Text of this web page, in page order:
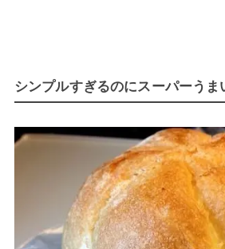
シンプルすぎるのにスーパーうま